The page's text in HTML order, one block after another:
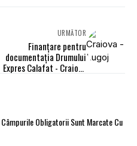
URMĂTOR
Finanțare pentru
documentația Drumului
Expres Calafat - Craiova
Câmpurile Obligatorii Sunt Marcate Cu